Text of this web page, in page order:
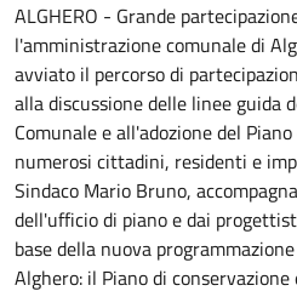
ALGHERO - Grande
l'amministrazione comunale di
avviato il percorso di
alla discussione delle linee guida
Comunale e all'adozione del
numerosi cittadini, residenti e
Sindaco Mario Bruno,
dell'ufficio di piano e dai
base della nuova
Alghero: il Piano di